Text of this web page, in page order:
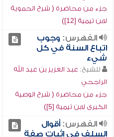
جزء من محاضرة ( شرح الحموية
لابن تيمية [12])
الفهرس: وجوب
اتباع السنة في كل
شيء
للشيخ: عبد العزيز بن عبد الله
الراجحي
جزء من محاضرة ( شرح الوصية
الكبرى لابن تيمية [5])
الفهرس:أقوال
السلف في إثبات صفة